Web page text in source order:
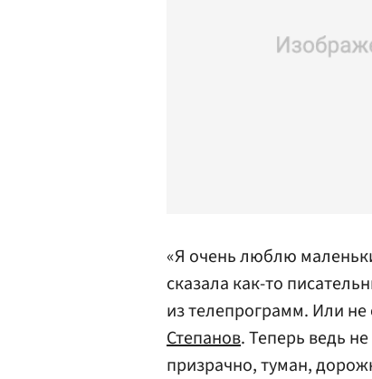
«Я очень люблю
сказала как-то
из телепрограмм. Или не
Степанов. Теперь ведь
призрачно, туман,